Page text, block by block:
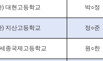
) 대현고등학교 박○정
) 지산고등학교 정○준
세종국제고등학교 원 ○한